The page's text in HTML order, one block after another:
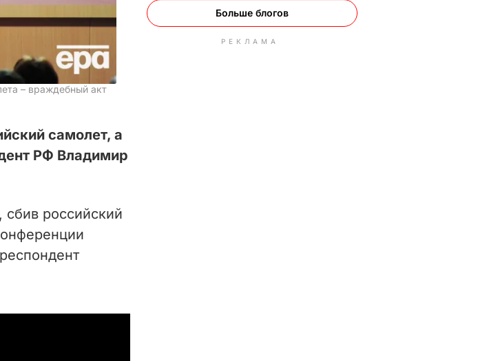
– враждебный акт
самолет, а
РФ Владимир
российский
Больше блогов
РЕКЛАМА